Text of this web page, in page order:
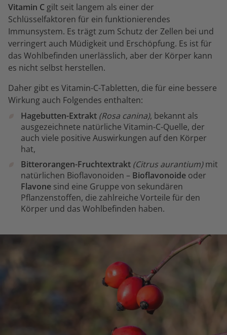
Vitamin C gilt seit langem als einer der
Schlüsselfaktoren für ein funktionierendes
Immunsystem. Es trägt zum Schutz der Zellen bei und
verringert auch Müdigkeit und Erschöpfung. Es ist für
das Wohlbefinden unerlässlich, aber der Körper kann
es nicht selbst herstellen.
Daher gibt es Vitamin-C-Tabletten, die für eine bessere
Wirkung auch Folgendes enthalten:
Hagebutten-Extrakt (Rosa canina), bekannt als
ausgezeichnete natürliche Vitamin-C-Quelle, der
auch viele positive Auswirkungen auf den Körper
hat,
Bitterorangen-Fruchtextrakt (Citrus aurantium)mit
natürlichen Bioflavonoiden – Bioflavonoide oder
Flavone sind eine Gruppe von sekundären
Pflanzenstoffen, die zahlreiche Vorteile für den
Körper und das Wohlbefinden haben.